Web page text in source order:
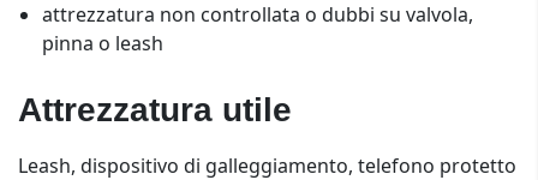
attrezzatura non controllata o dubbi su valvola,
pinna o leash
Attrezzatura utile
Leash, dispositivo di galleggiamento, telefono protetto